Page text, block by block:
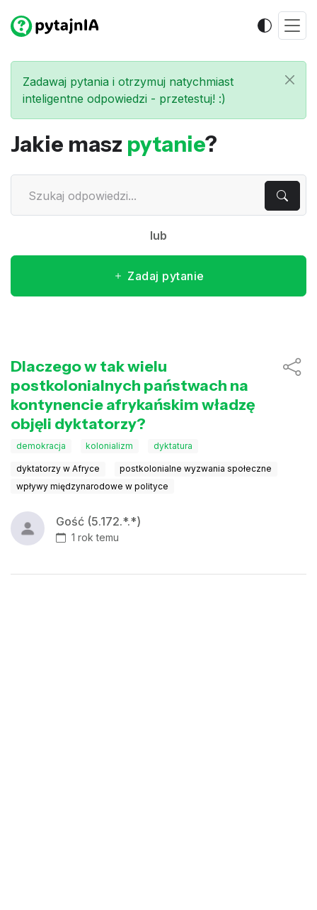
Zadawaj pytania i otrzymuj natychmiast
inteligentne odpowiedzi - przetestuj! :)
Jakie masz pytanie?
lub
Zadaj pytanie
Dlaczego w tak wielu
postkolonialnych państwach na
kontynencie afrykańskim władzę
objęli dyktatorzy?
demokracja kolonializm dyktatura
dyktatorzy w Afryce
postkolonialne wyzwania społeczne
wpływy międzynarodowe w polityce
Gość (5.172.*.*)
1 rok temu